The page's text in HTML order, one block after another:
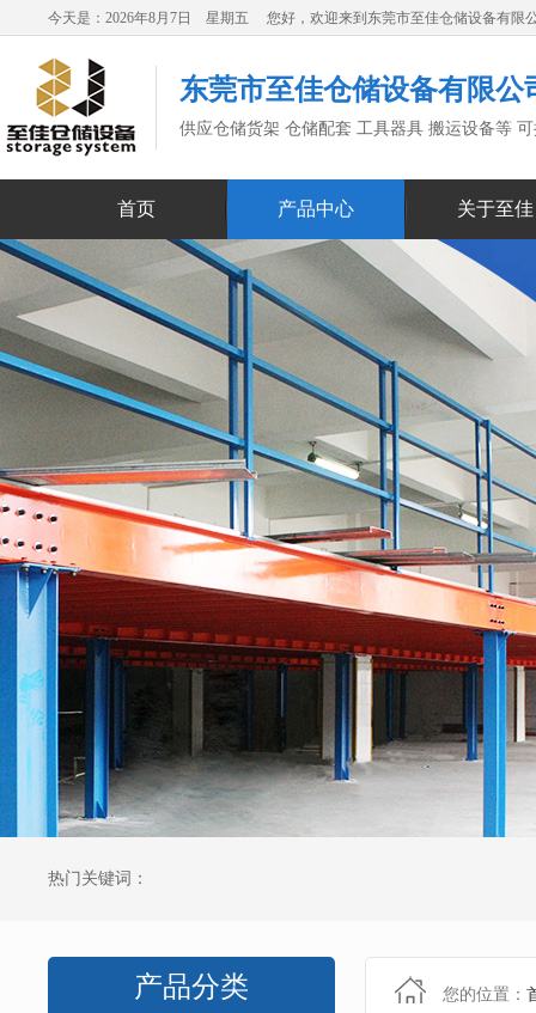
今天是：2026年8月7日 星期五 您好，欢迎来到东莞市至佳仓储设备有限
东莞市至佳仓储设备有限公
供应仓储货架 仓储配套 工具器具 搬运设备等
首页 产品中心 关于至佳
热门关键词：
产品分类 您的位置：